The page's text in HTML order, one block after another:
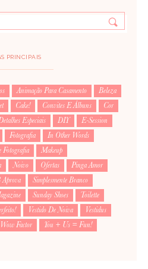
PRINCIPAIS
Animação Para Casamento
Beleza
Cake! Convites E Álbuns
Cor
Especiais DIY
E-Session
Fotografia
In Other Words
Fotografia
Makeup
Noivo Ofertas
Pinga Amor
Aprova
Simplesmente Branco
Sunday Shoes
Toilette
Vestido De Noiva
Vestidus
Wow Factor
You + Us = Fun!